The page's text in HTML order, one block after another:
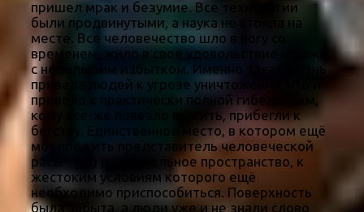
пришел мрак и безумие. Все технологии
были продвинутыми, а наука не стояла на
месте. Все человечество шло в ногу со
временем, жило в свое удовольствие и даже
с небольшим избытком. Именно такая жизнь
привела людей к угрозе уничтожения, что и
привело к практически полной гибели. Тем,
кому все-же повезло выжить, прибегли к
бегству. Единственное место, в котором ещё
мог прожить представитель человеческой
расы – это подземельное пространство, к
жестоким условиям которого ещё
необходимо приспособиться. Поверхность
была забыта, а люди уже и не знали слово